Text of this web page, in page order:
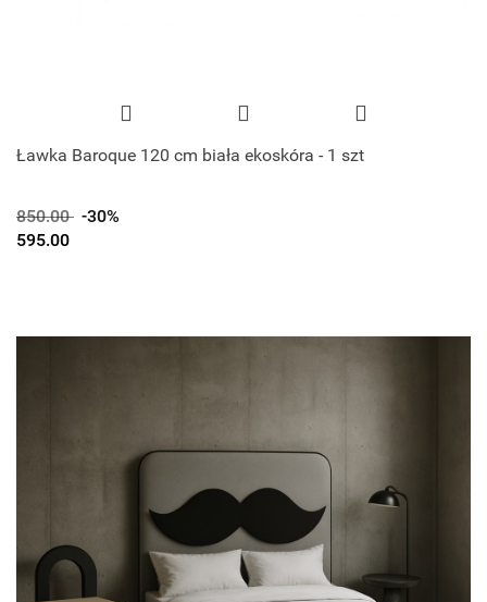
Ławka Baroque 120 cm biała ekoskóra - 1 szt
850.00 -30%
595.00